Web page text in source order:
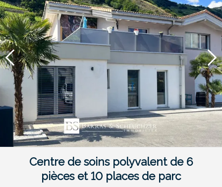
Centre de soins polyvalent de 6
pièces et 10 places de parc